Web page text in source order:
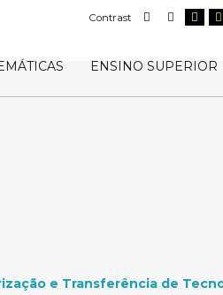
Contrast
Default
contrast
Night
ENSINO SUPERIOR
e Transferência de